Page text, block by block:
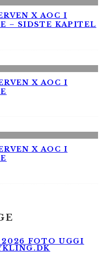
X AOC I
– SIDSTE KAPITEL
X AOC I
X AOC I